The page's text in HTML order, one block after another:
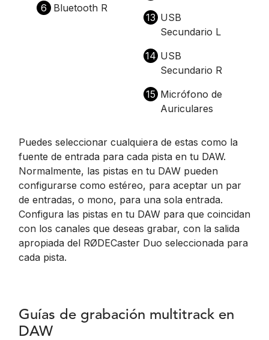
6
Bluetooth R
13 USB
Secundario L
14 USB
Secundario R
15 Micrófono de
Auriculares
Puedes seleccionar cualquiera de estas como la
fuente de entrada para cada pista en tu DAW.
Normalmente, las pistas en tu DAW pueden
configurarse como estéreo, para aceptar un par
de entradas, o mono, para una sola entrada.
Configura las pistas en tu DAW para que coincidan
con los canales que deseas grabar, con la salida
apropiada del RØDECaster Duo seleccionada para
cada pista.
Guías de grabación multitrack en
DAW